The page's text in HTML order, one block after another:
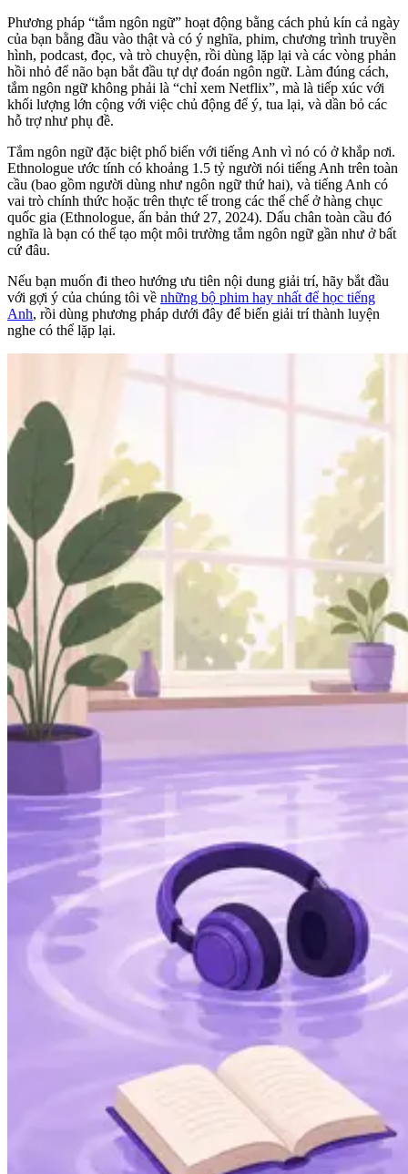
Phương pháp “tắm ngôn ngữ” hoạt động bằng cách phủ kín cả ngày
của bạn bằng đầu vào thật và có ý nghĩa, phim, chương trình truyền
hình, podcast, đọc, và trò chuyện, rồi dùng lặp lại và các vòng phản
hồi nhỏ để não bạn bắt đầu tự dự đoán ngôn ngữ. Làm đúng cách,
tắm ngôn ngữ không phải là “chỉ xem Netflix”, mà là tiếp xúc với
khối lượng lớn cộng với việc chủ động để ý, tua lại, và dần bỏ các
hỗ trợ như phụ đề.
Tắm ngôn ngữ đặc biệt phổ biến với tiếng Anh vì nó có ở khắp nơi.
Ethnologue ước tính có khoảng 1.5 tỷ người nói tiếng Anh trên toàn
cầu (bao gồm người dùng như ngôn ngữ thứ hai), và tiếng Anh có
vai trò chính thức hoặc trên thực tế trong các thể chế ở hàng chục
quốc gia (Ethnologue, ấn bản thứ 27, 2024). Dấu chân toàn cầu đó
nghĩa là bạn có thể tạo một môi trường tắm ngôn ngữ gần như ở bất
cứ đâu.
Nếu bạn muốn đi theo hướng ưu tiên nội dung giải trí, hãy bắt đầu
với gợi ý của chúng tôi về những bộ phim hay nhất để học tiếng
Anh, rồi dùng phương pháp dưới đây để biến giải trí thành luyện
nghe có thể lặp lại.